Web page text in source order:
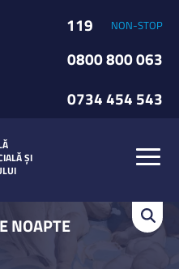
ȘI
119
NON-STOP
0800 800 063
0734 454 543
NOAPTE